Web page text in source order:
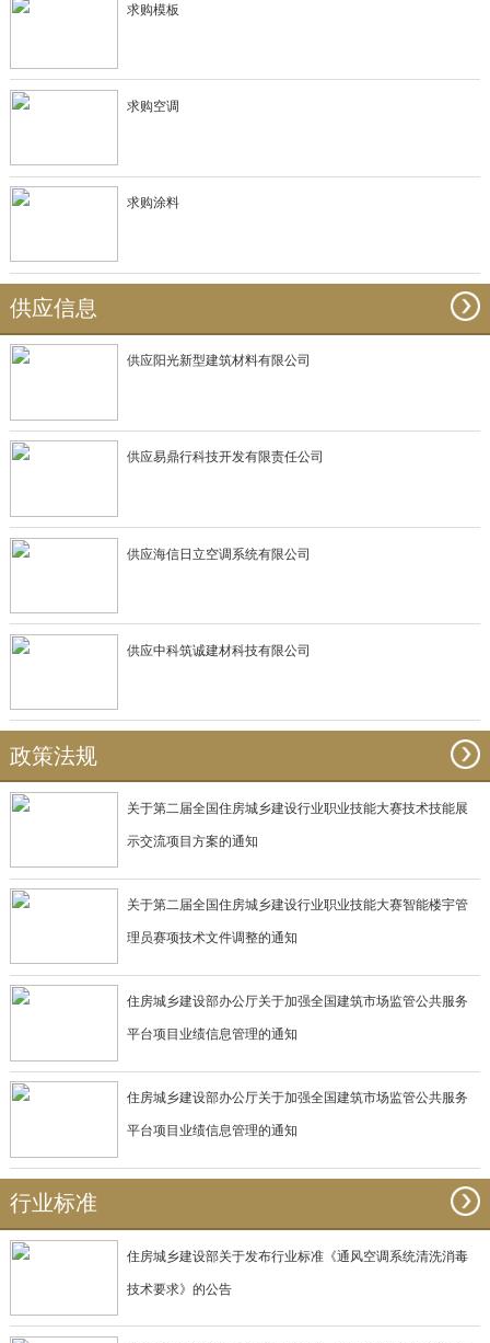
求购模板
求购空调
求购涂料
供应信息
供应阳光新型建筑材料有限公司
供应易鼎行科技开发有限责任公司
供应海信日立空调系统有限公司
供应中科筑诚建材科技有限公司
政策法规
关于第二届全国住房城乡建设行业职业技能大赛技术技能展
示交流项目方案的通知
关于第二届全国住房城乡建设行业职业技能大赛智能楼宇管
理员赛项技术文件调整的通知
住房城乡建设部办公厅关于加强全国建筑市场监管公共服务
平台项目业绩信息管理的通知
住房城乡建设部办公厅关于加强全国建筑市场监管公共服务
平台项目业绩信息管理的通知
行业标准
住房城乡建设部关于发布行业标准《通风空调系统清洗消毒
技术要求》的公告